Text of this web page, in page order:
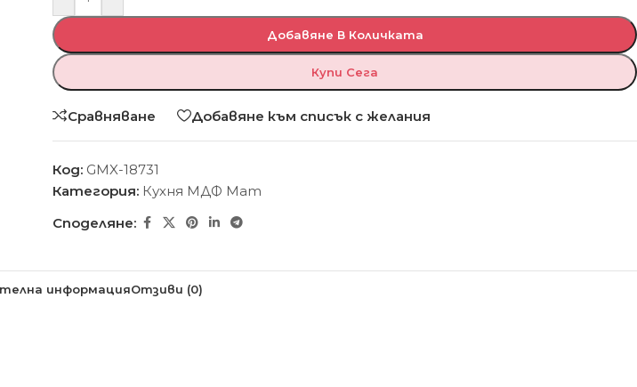
Добавяне В Количката
Купи Сега
Сравняване Добавяне към списък с желания
Код: GMX-18731
Категория: Кухня МДФ Мат
Споделяне:
информацияОтзиви (0)